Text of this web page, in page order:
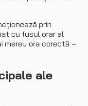
prin
cu fusul orar al
mereu ora corectă –
ale